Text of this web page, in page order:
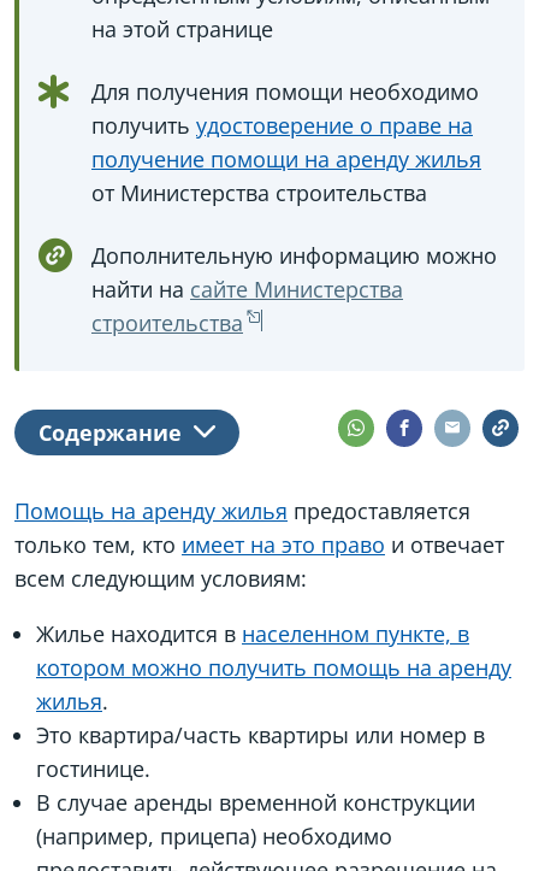
на этой странице
Для получения помощи необходимо
получить удостоверение о праве на
получение помощи на аренду жилья
от Министерства строительства
Дополнительную информацию можно
найти на сайте Министерства
строительства
Содержание
Помощь на аренду жилья предоставляется
только тем, кто имеет на это право и отвечает
всем следующим условиям:
Жилье находится в населенном пункте, в
котором можно получить помощь на аренду
жилья.
Это квартира/часть квартиры или номер в
гостинице.
В случае аренды временной конструкции
(например, прицепа) необходимо